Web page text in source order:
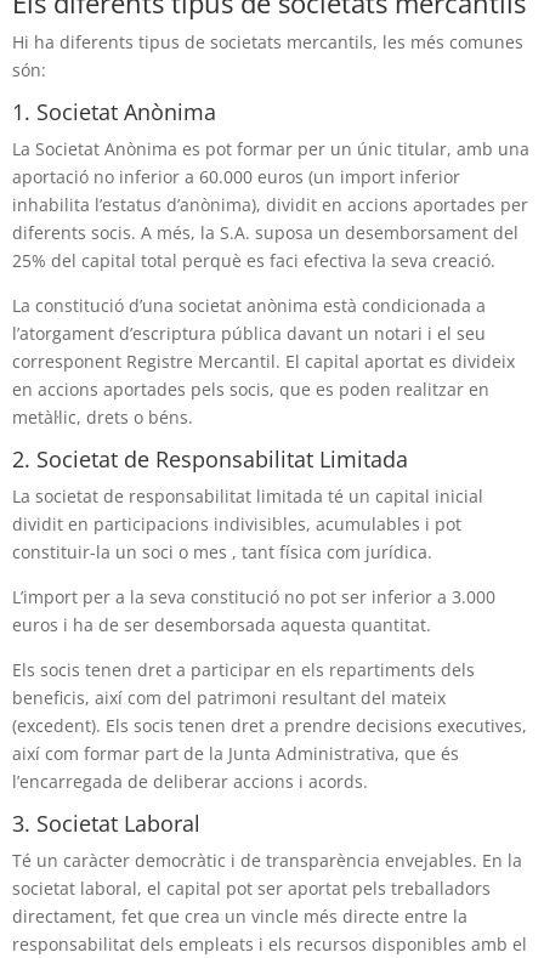
Hi ha diferents tipus de societats mercantils, les més comunes
són:
1. Societat Anònima
La Societat Anònima es pot formar per un únic titular, amb una
aportació no inferior a 60.000 euros (un import inferior
inhabilita l’estatus d’anònima), dividit en accions aportades per
diferents socis. A més, la S.A. suposa un desemborsament del
25% del capital total perquè es faci efectiva la seva creació.
La constitució d’una societat anònima està condicionada a
l’atorgament d’escriptura pública davant un notari i el seu
corresponent Registre Mercantil. El capital aportat es divideix
en accions aportades pels socis, que es poden realitzar en
metàl·lic, drets o béns.
2. Societat de Responsabilitat Limitada
La societat de responsabilitat limitada té un capital inicial
dividit en participacions indivisibles, acumulables i pot
constituir-la un soci o mes , tant física com jurídica.
L’import per a la seva constitució no pot ser inferior a 3.000
euros i ha de ser desemborsada aquesta quantitat.
Els socis tenen dret a participar en els repartiments dels
beneficis, així com del patrimoni resultant del mateix
(excedent). Els socis tenen dret a prendre decisions executives,
així com formar part de la Junta Administrativa, que és
l’encarregada de deliberar accions i acords.
3. Societat Laboral
Té un caràcter democràtic i de transparència envejables. En la
societat laboral, el capital pot ser aportat pels treballadors
directament, fet que crea un vincle més directe entre la
responsabilitat dels empleats i els recursos disponibles amb el